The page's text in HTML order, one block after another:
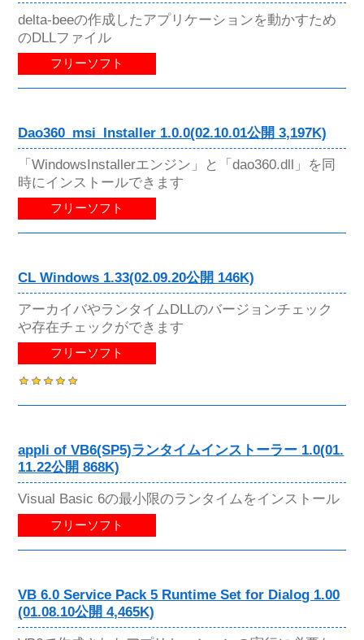
delta-beeの作成したアプリケーションを動かすため
のDLLファイル
フリーソフト
Dao360_msi_Installer 1.0.0(02.10.01公開 3,197K)
「WindowsInstallerエンジン」と「dao360.dll」を同
時にインストールできます
フリーソフト
CL Windows 1.33(02.09.20公開 146K)
アーカイバやランタイムDLLのバージョンチェック
や存在チェックができます
フリーソフト
appli of VB6(SP5)ランタイムインストーラー 1.0(01.
11.22公開 868K)
Visual Basic 6の最小限のランタイムをインストール
フリーソフト
VB 6.0 Service Pack 5 Runtime Set for Dialog 1.00
(01.08.10公開 4,465K)